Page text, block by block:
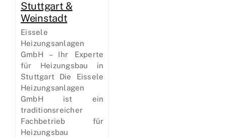
Stuttgart &
Weinstadt
Eissele
Heizungsanlagen
GmbH – Ihr Experte
für Heizungsbau in
Stuttgart Die Eissele
Heizungsanlagen
GmbH ist ein
traditionsreicher
Fachbetrieb für
Heizungsbau